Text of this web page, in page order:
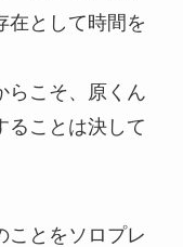
在として時間を
らこそ、原くん
ることは決して
ことをソロプレ